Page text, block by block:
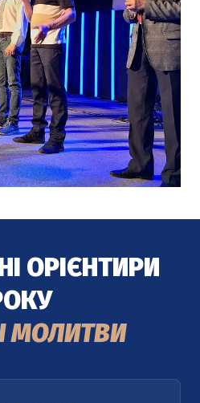
ОРІЄНТИРИ
МОЛИТВИ